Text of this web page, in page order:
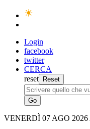
Login
facebook
twitter
CERCA
reset
VENERDÌ 07 AGO 2026